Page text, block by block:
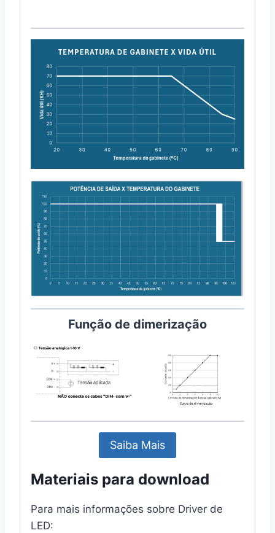
Função de dimerização
Saiba Mais
Materiais para download
Para mais informações sobre Driver de
LED: